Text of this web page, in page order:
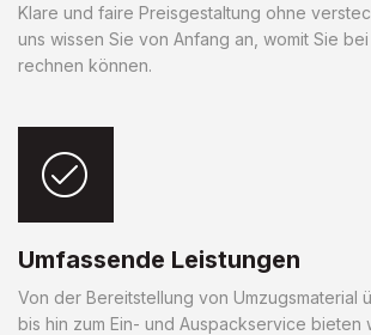
Klare und faire Preisgestaltung ohne
uns wissen Sie von Anfang an, womit Sie
rechnen können.
Umfassende Leistungen
Von der Bereitstellung von Umzugsmaterial
bis hin zum Ein- und Auspackservice bieten